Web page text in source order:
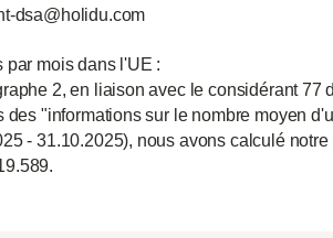
dsa@holidu.com
par mois dans l'UE :
2, en liaison avec le considérant
"informations sur le nombre moyen
- 31.10.2025), nous avons calculé